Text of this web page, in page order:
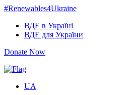
#Renewables4Ukraine
ВДЕ в Україні
ВДЕ для України
Donate Now
UA